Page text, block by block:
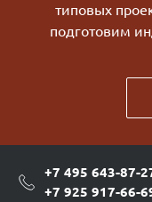
типовых
подготовим
+7 495 643-87-
+7 925 917-66-